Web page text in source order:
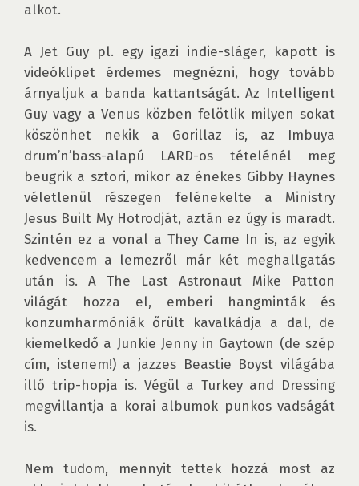
alkot.
A Jet Guy pl. egy igazi indie-sláger, kapott is
videóklipet érdemes megnézni, hogy tovább
árnyaljuk a banda kattantságát. Az Intelligent
Guy vagy a Venus közben felötlik milyen sokat
köszönhet nekik a Gorillaz is, az Imbuya
drum’n’bass-alapú LARD-os tételénél meg
beugrik a sztori, mikor az énekes Gibby Haynes
véletlenül részegen felénekelte a Ministry
Jesus Built My Hotrodját, aztán ez úgy is maradt.
Szintén ez a vonal a They Came In is, az egyik
kedvencem a lemezről már két meghallgatás
után is. A The Last Astronaut Mike Patton
világát hozza el, emberi hangminták és
konzumharmóniák őrült kavalkádja a dal, de
kiemelkedő a Junkie Jenny in Gaytown (de szép
cím, istenem!) a jazzes Beastie Boyst világába
illő trip-hopja is. Végül a Turkey and Dressing
megvillantja a korai albumok punkos vadságát
is.
Nem tudom, mennyit tettek hozzá most az